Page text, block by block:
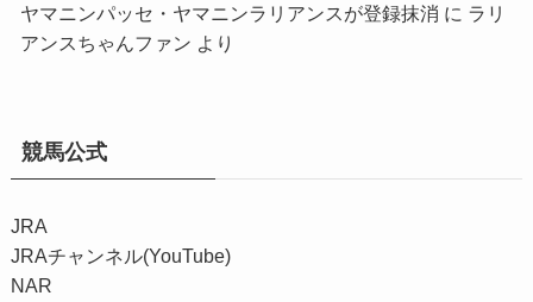
ヤマニンパッセ・ヤマニンラリアンスが登録抹消 に ラリ
アンスちゃんファン より
競馬公式
JRA
JRAチャンネル(YouTube)
NAR